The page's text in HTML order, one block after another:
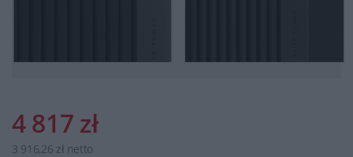
4 817 zł
3 916,26 zł netto